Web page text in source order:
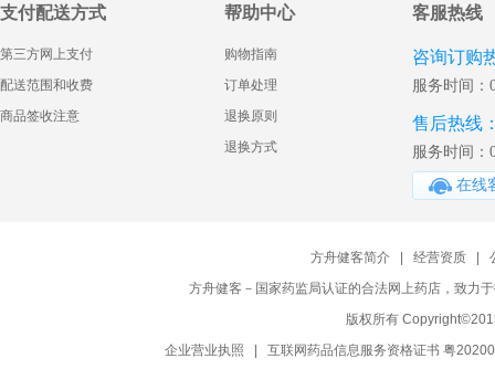
支付配送方式
第三方网上支付
配送范围和收费
商品签收注意
帮助中心
购物指南
订单处理
退换原则
退换方式
客服热线
咨询订购
服务时间：
售后热线
服务时间：
在线
方舟健客简介 经营资质
方舟健客－国家药监局认证的合法网上药店，致力
版权所有
企业营业执照
互联网药品信息服务资格证书 粤